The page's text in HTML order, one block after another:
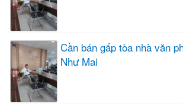
Cần bán gấp tòa nhà văn
Như Mai